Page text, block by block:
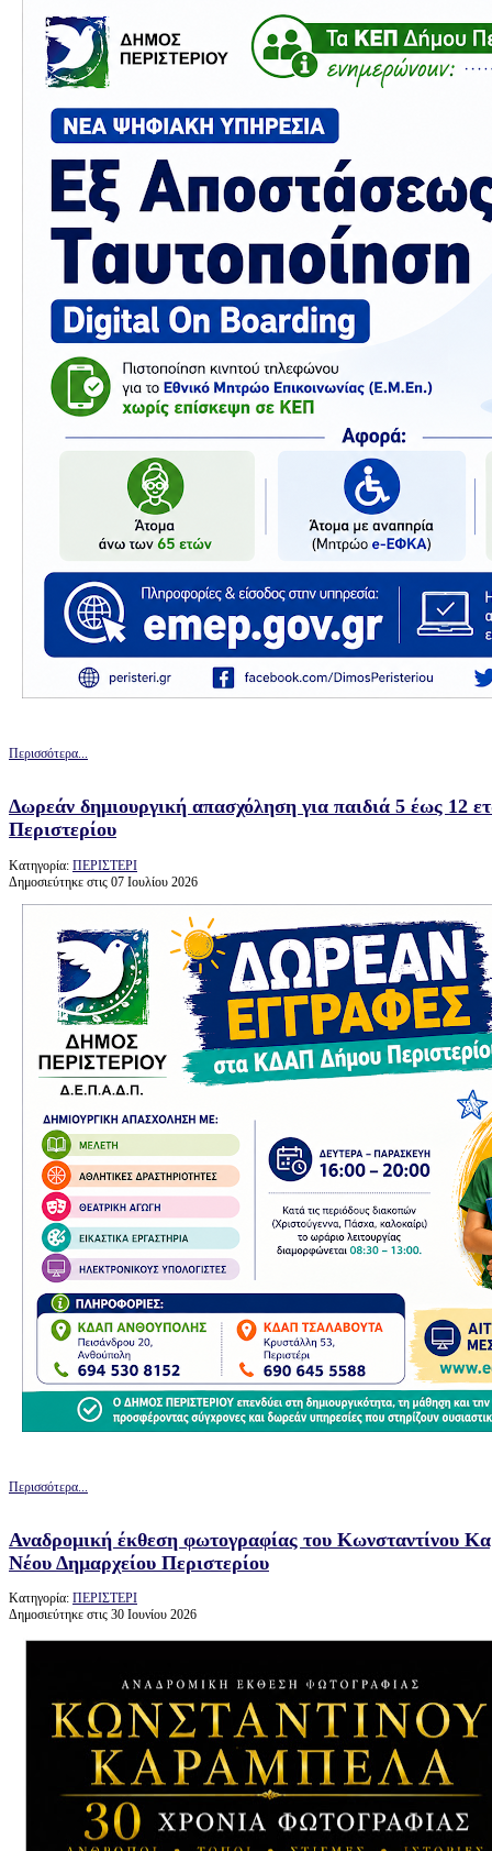
Περισσότερα...
Δωρεάν δημιουργική απασχόληση για παιδιά 5 έως 12
Περιστερίου
Κατηγορία: ΠΕΡΙΣΤΕΡΙ
Δημοσιεύτηκε στις 07 Ιουλίου 2026
Περισσότερα...
Αναδρομική έκθεση φωτογραφίας του Κωνσταντίνου
Νέου Δημαρχείου Περιστερίου
Κατηγορία: ΠΕΡΙΣΤΕΡΙ
Δημοσιεύτηκε στις 30 Ιουνίου 2026